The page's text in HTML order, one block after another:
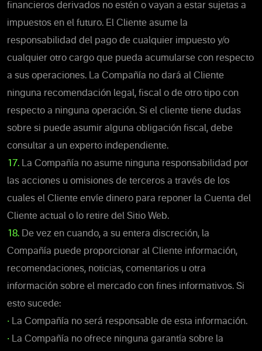
financieros derivados no estén o vayan a estar sujetas a
impuestos en el futuro. El Cliente asume la
responsabilidad del pago de cualquier impuesto y/o
cualquier otro cargo que pueda acumularse con respecto
a sus operaciones. La Compañía no dará al Cliente
ninguna recomendación legal, fiscal o de otro tipo con
respecto a ninguna operación. Si el cliente tiene dudas
sobre si puede asumir alguna obligación fiscal, debe
consultar a un experto independiente.
17. La Compañía no asume ninguna responsabilidad por
las acciones u omisiones de terceros a través de los
cuales el Cliente envíe dinero para reponer la Cuenta del
Cliente actual o lo retire del Sitio Web.
18. De vez en cuando, a su entera discreción, la
Compañía puede proporcionar al Cliente información,
recomendaciones, noticias, comentarios u otra
información sobre el mercado con fines informativos. Si
esto sucede:
• La Compañía no será responsable de esta información.
• La Compañía no ofrece ninguna garantía sobre la